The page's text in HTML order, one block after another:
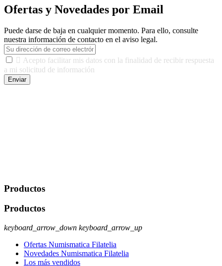
Ofertas y Novedades por Email
Puede darse de baja en cualquier momento. Para ello, consulte
nuestra información de contacto en el aviso legal.
 Acepto facilitar mis datos con la finalidad de recibir respuesta
a mi solicitud de información
Enviar
Productos
Productos
keyboard_arrow_down keyboard_arrow_up
Ofertas Numismatica Filatelia
Novedades Numismatica Filatelia
Los más vendidos